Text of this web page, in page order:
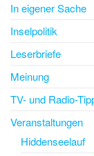
In eigener Sache
Inselpolitik
Leserbriefe
Meinung
TV- und Radio-
Veranstaltungen
Hiddenseelauf